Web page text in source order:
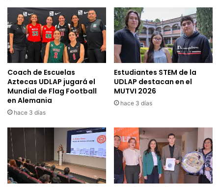
Coach de Escuelas
Aztecas UDLAP jugará el
Mundial de Flag Football
en Alemania
hace 3 días
Estudiantes STEM de la
UDLAP destacan en el
MUTVI 2026
hace 3 días